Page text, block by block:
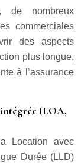
de nombreux
commerciales
des aspects
plus longue,
à l’assurance
intégrée (LOA,
Location avec
Durée (LLD)